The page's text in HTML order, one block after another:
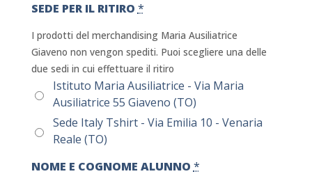
SEDE PER IL RITIRO *
I prodotti del merchandising Maria Ausiliatrice
Giaveno non vengon spediti. Puoi scegliere una delle
due sedi in cui effettuare il ritiro
Istituto Maria Ausiliatrice - Via Maria
Ausiliatrice 55 Giaveno (TO)
Sede Italy Tshirt - Via Emilia 10 - Venaria
Reale (TO)
NOME E COGNOME ALUNNO *